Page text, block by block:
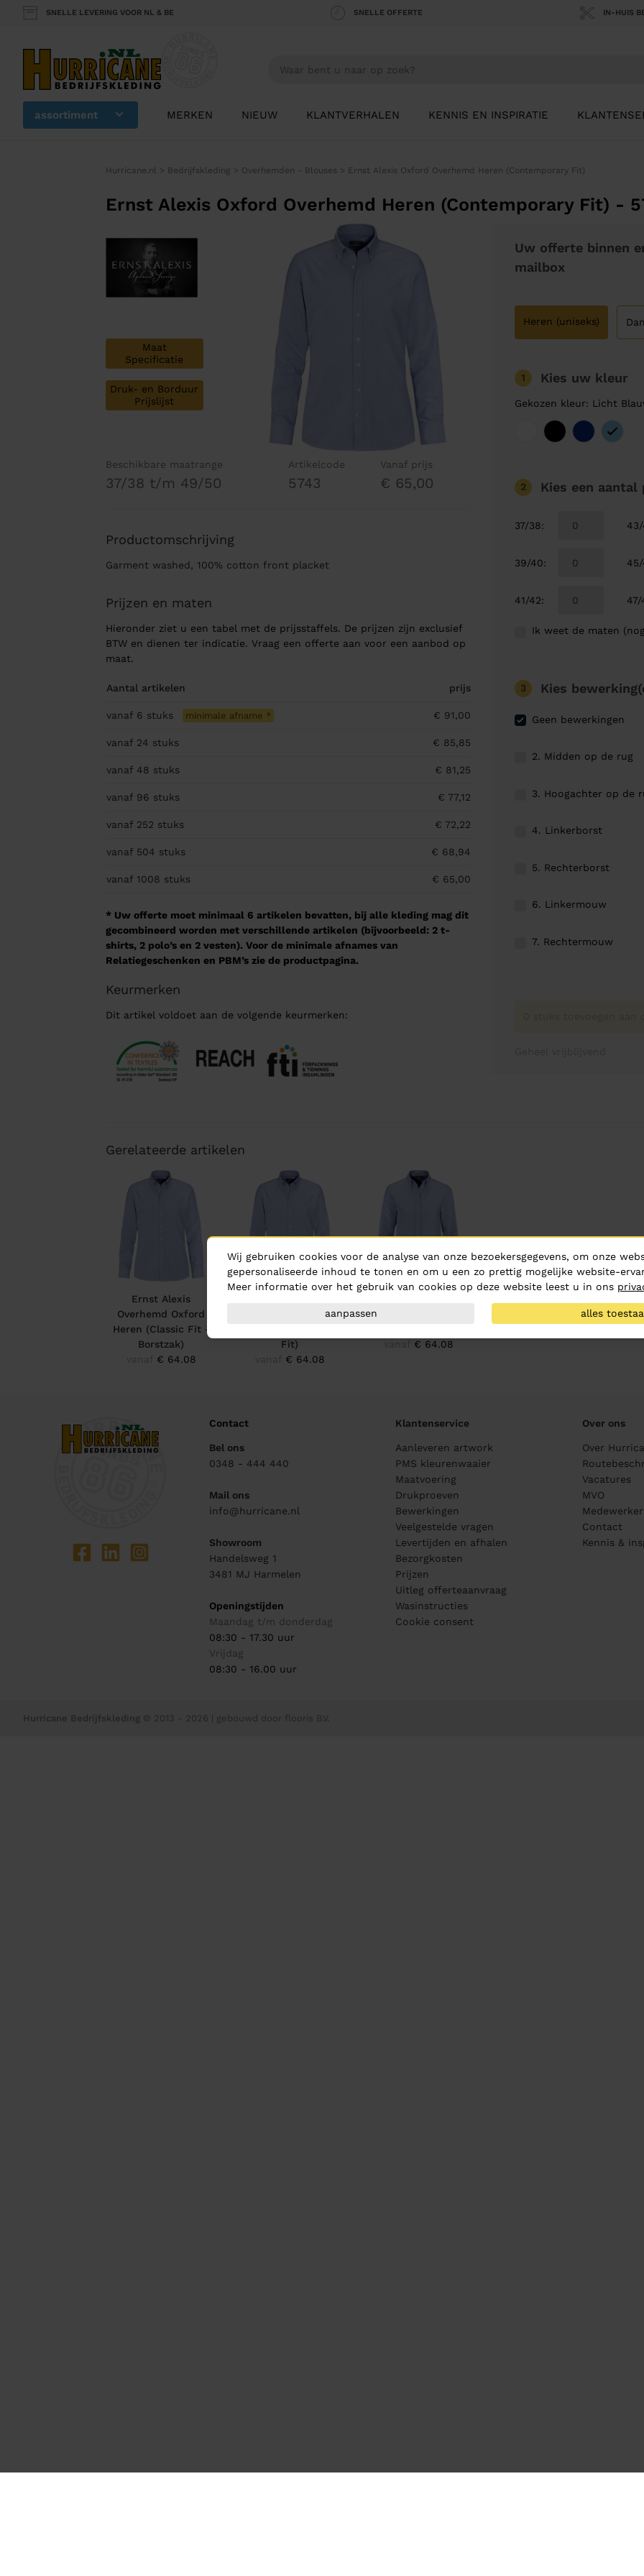
SNELLE LEVERING VOOR NL & BE SNELLE OFFERTE IN-HUIS
assortiment MERKEN NIEUW KLANTVERHALEN KENNIS EN INSPIRATIE
Hurricane.nl > Bedrijfskleding > Overhemden - Blouses > Ernst Alexis Oxford Overhemd Heren (Contemporary Fit)
Ernst Alexis Oxford Overhemd Heren (Contemporary Fit) -
Maat
Specificatie
Druk- en Borduur
Prijslijst
Beschikbare maatrange
37/38 t/m 49/50
Artikelcode
5743
Vanaf prijs
€ 65,00
Productomschrijving
Garment washed, 100% cotton front placket
Prijzen en maten
Hieronder ziet u een tabel met de prijsstaffels. De prijzen zijn exclusief
BTW en dienen ter indicatie. Vraag een offerte aan voor een aanbod op
maat.
Aantal artikelen prijs
vanaf 6 stuks minimale afname * € 91,00
vanaf 24 stuks € 85,85
vanaf 48 stuks € 81,25
vanaf 96 stuks € 77,12
vanaf 252 stuks € 72,22
vanaf 504 stuks € 68,94
vanaf 1008 stuks € 65,00
* Uw offerte moet minimaal 6 artikelen bevatten, bij alle kleding mag dit
gecombineerd worden met verschillende artikelen (bijvoorbeeld: 2 t-
shirts, 2 polo’s en 2 vesten). Voor de minimale afnames van
Relatiegeschenken en PBM’s zie de productpagina.
Keurmerken
Dit artikel voldoet aan de volgende keurmerken:
Uw offerte binnen
mailbox
Heren (uniseks)
1 Kies uw kleur
Gekozen kleur: Licht
2 Kies een aantal
37/38:
39/40:
41/42: 47/
Ik weet de maten
3 Kies
Geen bewerkingen
2. Midden op de rug
3. Hoogachter op de
4. Linkerborst
5. Rechterborst
6. Linkermouw
7. Rechtermouw
Gerelateerde artikelen
Ernst Alexis
Overhemd Oxford
Heren (Classic Fit -
Borstzak)
€ 64.08
Overhemd Oxford
Fit)
€ 64.08
€ 64.08
Contact
Bel ons
0348 - 444 440
Mail ons
info@hurricane.nl
Showroom
Handelsweg 1
3481 MJ Harmelen
Openingstijden
Maandag t/m donderdag
08:30 - 17.30 uur
Vrijdag
08:30 - 16.00 uur
Klantenservice
Aanleveren artwork
PMS kleurenwaaier
Maatvoering
Drukproeven
Bewerkingen
Veelgestelde vragen
Levertijden en afhalen
Bezorgkosten
Prijzen
Uitleg offerteaanvraag
Wasinstructies
Cookie consent
Over ons
Over
Vacatures
MVO
Contact
Kennis &
Hurricane Bedrijfskleding © 2013 - 2026 | gebouwd door flooris B.V.
Wij gebruiken cookies voor de analyse van onze bezoekersgegevens, om onze
gepersonaliseerde inhoud te tonen en om u een zo prettig mogelijke website-
Meer informatie over het gebruik van cookies op deze website leest u in ons
aanpassen alles